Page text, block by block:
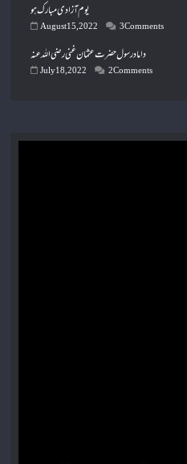
یوم آزادی مبارک ہو
August 15, 2022 3 Comments
داماد رسول حضرت عثمان غنی رضی اللہ عنہ
July 18, 2022 2 Comments